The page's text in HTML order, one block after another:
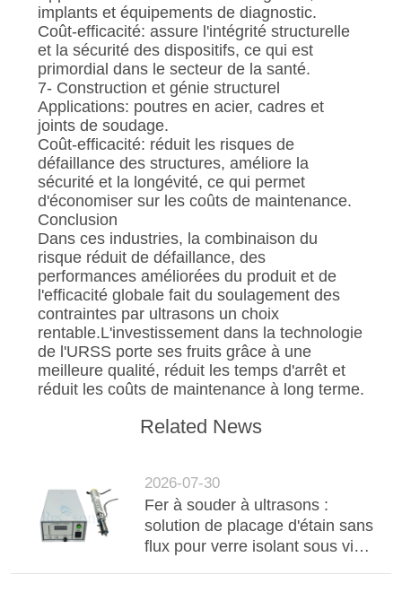
implants et équipements de diagnostic.
Coût-efficacité: assure l'intégrité structurelle
et la sécurité des dispositifs, ce qui est
primordial dans le secteur de la santé.
7- Construction et génie structurel
Applications: poutres en acier, cadres et
joints de soudage.
Coût-efficacité: réduit les risques de
défaillance des structures, améliore la
sécurité et la longévité, ce qui permet
d'économiser sur les coûts de maintenance.
Conclusion
Dans ces industries, la combinaison du
risque réduit de défaillance, des
performances améliorées du produit et de
l'efficacité globale fait du soulagement des
contraintes par ultrasons un choix
rentable.L'investissement dans la technologie
de l'URSS porte ses fruits grâce à une
meilleure qualité, réduit les temps d'arrêt et
réduit les coûts de maintenance à long terme.
Related News
2026-07-30
Fer à souder à ultrasons :
solution de placage d'étain sans
flux pour verre isolant sous vide